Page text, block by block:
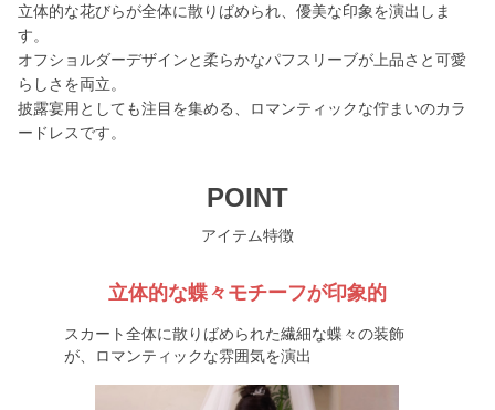
立体的な花びらが全体に散りばめられ、優美な印象を演出しま
す。
オフショルダーデザインと柔らかなパフスリーブが上品さと可愛
らしさを両立。
披露宴用としても注目を集める、ロマンティックな佇まいのカラ
ードレスです。
POINT
アイテム特徴
立体的な蝶々モチーフが印象的
スカート全体に散りばめられた繊細な蝶々の装飾
が、ロマンティックな雰囲気を演出